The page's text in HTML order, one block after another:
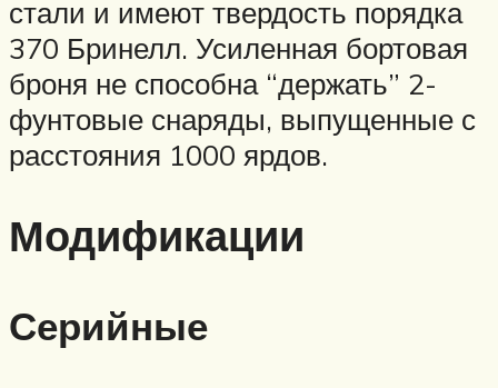
стали и имеют твердость порядка
370 Бринелл. Усиленная бортовая
броня не способна “держать” 2-
фунтовые снаряды, выпущенные с
расстояния 1000 ярдов.
Модификации
Серийные